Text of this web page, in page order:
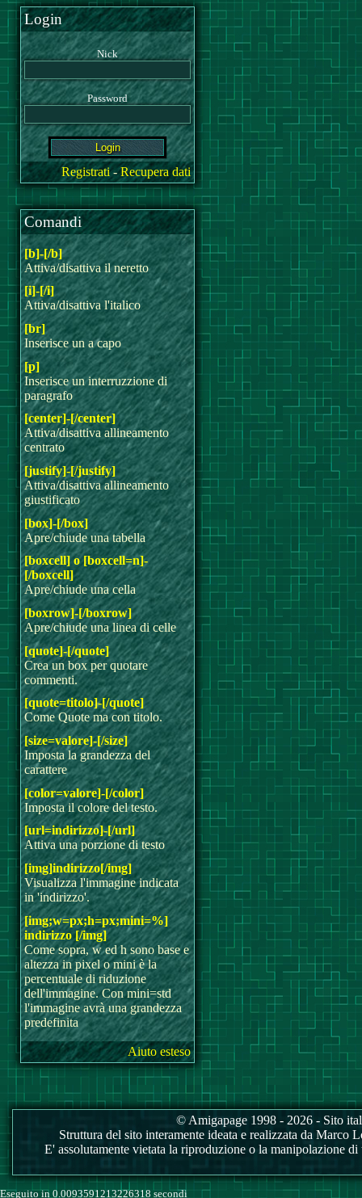
Login
Nick
Password
Registrati-Recupera dati
Comandi
[b]-[/b]
Attiva/disattiva il neretto
[i]-[/i]
Attiva/disattiva l'italico
[br]
Inserisce un a capo
[p]
Inserisce un interruzzione di
paragrafo
[center]-[/center]
Attiva/disattiva allineamento
centrato
[justify]-[/justify]
Attiva/disattiva allineamento
giustificato
[box]-[/box]
Apre/chiude una tabella
[boxcell] o [boxcell=n]-
[/boxcell]
Apre/chiude una cella
[boxrow]-[/boxrow]
Apre/chiude una linea di celle
[quote]-[/quote]
Crea un box per quotare
commenti.
[quote=titolo]-[/quote]
Come Quote ma con titolo.
[size=valore]-[/size]
Imposta la grandezza del
carattere
[color=valore]-[/color]
Imposta il colore del testo.
[url=indirizzo]-[/url]
Attiva una porzione di testo
[img]indirizzo[/img]
Visualizza l'immagine indicata
in 'indirizzo'.
[img;w=px;h=px;mini=%]
indirizzo [/img]
Come sopra, w ed h sono base e
altezza in pixel o mini è la
percentuale di riduzione
dell'immagine. Con mini=std
l'immagine avrà una grandezza
predefinita
Aiuto esteso
© Amigapage 1998 - 2026 - Sito
Struttura del sito interamente ideata e realizzata da
E' assolutamente vietata la riproduzione o la manipolazione
Eseguito in 0.0093591213226318 secondi